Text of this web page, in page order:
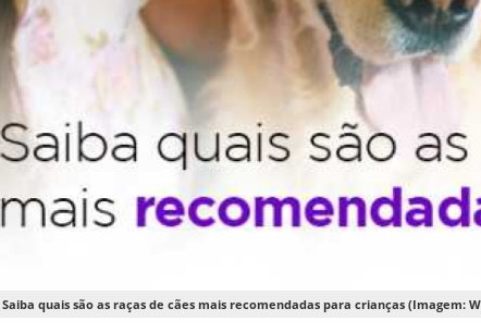
Saiba quais são as raças de cães mais recomendadas para crianças (Imagem: